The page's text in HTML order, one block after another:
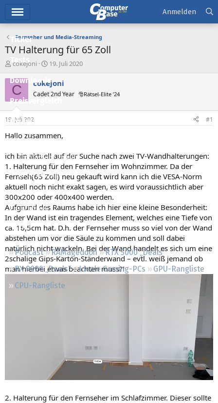
Ticker
Tests
Downloads
Preisvergleich
Forum
Aktuelles
Empfohlene Inhalte
Neue Beiträge
Neueste Aktivitäten
Leserartikel
Regeln
Podcast RAMageddon
RTX 5000 „Deals“
RX 9000 „Deals“
Ideale Gaming-PCs
GPU-Rangliste
CPU-Rangliste
Anmelden
Fernseher und Media-Streaming
TV Halterung für 65 Zoll
E
s
t
e
e
r
cokejoni
E
s
t
e
t
a
19. Juli 2020
C cokejoni
Cadet 2nd Year 🎅Rätsel-Elite ’24
19. Juli 2020 #1
Hallo zusammen,
ich bin aktuell auf der Suche nach zwei TV-Wandhalterungen:
1. Halterung für den Fernseher im Wohnzimmer. Da der
Fernseh(65 Zoll) neu gekauft wird kann ich die VESA-Norm
aktuell noch nicht exakt sagen, es wird voraussichtlich aber
300x200 oder 400x400 werden.
Aufgrund des Raums habe ich hier eine kleine Besonderheit:
In der Wand ist ein tragendes Element, welches eine Tiefe von
ca. 16,5cm hat. D.h. der Fernseher muss so viel von der Wand
abstehen um vor die Säule zu kommen und soll dabei
natürlich nicht wackeln. Bei der Wand handelt es sich um eine
2schalige Gips-Karton-Ständerwand – evtl. weiß jemand ob
man hierbei etwas beachten muss?!
2. Halterung für den Fernseher im Schlafzimmer. Dieser sollte